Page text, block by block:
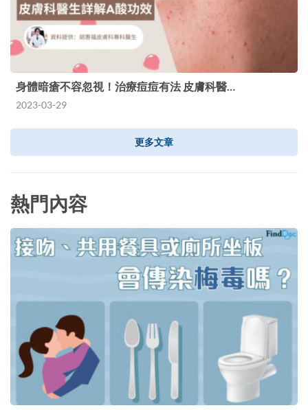
身體暗瘡不容忽視！治療痘痘有法 皮膚科醫…
2023-03-29
更多文章
熱門內容